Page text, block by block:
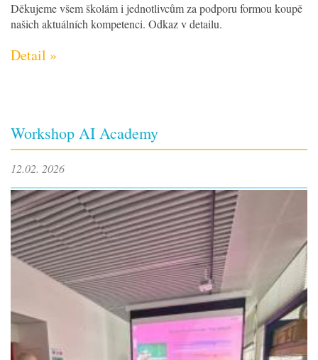
Děkujeme všem školám i jednotlivcům za podporu formou koupě
našich aktuálních kompetenci. Odkaz v detailu.
Detail »
Workshop AI Academy
12.02. 2026